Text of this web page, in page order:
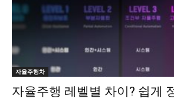
자율주행차
자율주행 레벨별 차이? 쉽게